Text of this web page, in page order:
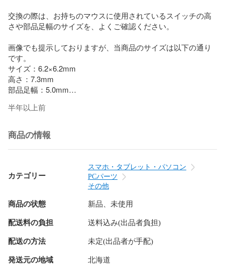
交換の際は、お持ちのマウスに使用されているスイッチの高
さや部品足幅のサイズを、よくご確認ください。
画像でも提示しておりますが、当商品のサイズは以下の通り
です。
サイズ：6.2×6.2mm
高さ：7.3mm
部品足幅：5.0mm
万が一、不良がありましたら対応いたします。
たします。
よろしくお願いいたします。
半年以上前
商品の情報
カテゴリー
スマホ・タブレット・パソコン
PCパーツ
その他
商品の状態 新品、未使用
配送料の負担 送料込み(出品者負担)
配送の方法 未定(出品者が手配)
発送元の地域 北海道